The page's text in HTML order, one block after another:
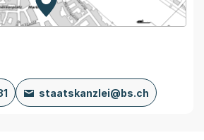
Zur Karte von MapBS.
Externer Link, wird in einem
staatskanzlei@bs.ch